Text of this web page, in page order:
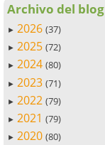
Archivo del blog
► 2026 (37)
► 2025 (72)
► 2024 (80)
► 2023 (71)
► 2022 (79)
► 2021 (79)
► 2020 (80)